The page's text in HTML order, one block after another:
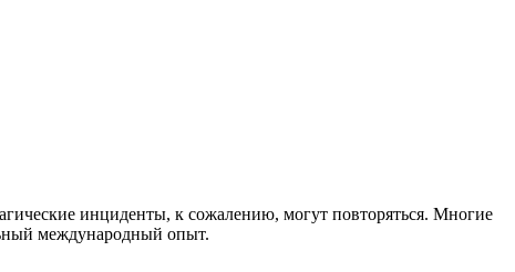
инциденты, к сожалению, могут повторяться. Многие
международный опыт.